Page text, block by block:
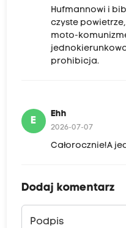
Hufmannowi i
czyste
moto-
prohibicja.
E
Ehh
2026-07-07
Całorocznie!A
Dodaj komentarz
Podpis